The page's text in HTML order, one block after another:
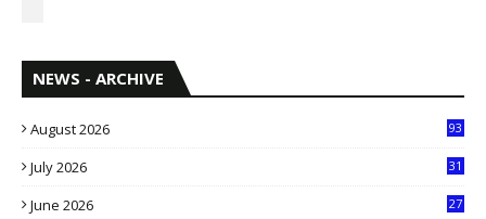
NEWS - ARCHIVE
August 2026 93
July 2026
31
June 2026
27